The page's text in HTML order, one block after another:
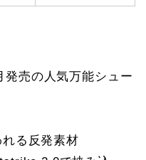
発売の人気万能シュー
れる反発素材